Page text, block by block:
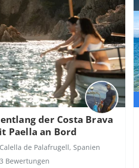
der Costa Brava
Paella an Bord
Calella de Palafrugell, Spanien
3 Bewertungen